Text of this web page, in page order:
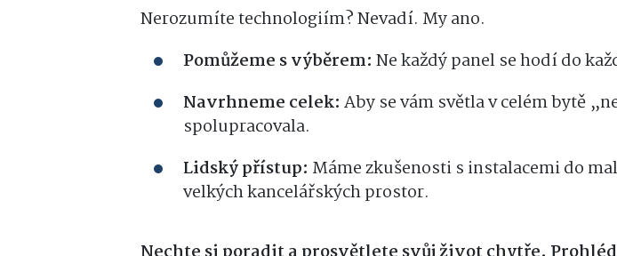
Nerozumíte technologiím? Nevadí. My ano.
Pomůžeme s výběrem: Ne každý panel se hodí do
Navrhneme celek: Aby se vám světla v celém bytě
spolupracovala.
Lidský přístup: Máme zkušenosti s instalacemi do
velkých kancelářských prostor.